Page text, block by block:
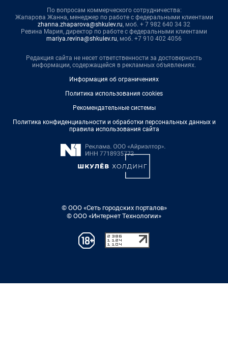
По вопросам коммерческого сотрудничества:
Жапарова Жанна, менеджер по работе с федеральными клиентами
zhanna.zhaparova@shkulev.ru, моб. + 7 982 640 34 32
Ревина Мария, директор по работе с федеральными клиентами
mariya.revina@shkulev.ru, моб. +7 910 402 4056
Редакция сайта не несет ответственности за достоверность
информации, содержащейся в рекламных объявлениях.
Информация об ограничениях
Политика использования cookies
Рекомендательные системы
Политика конфиденциальности и обработки персональных данных и
правила использования сайта
© ООО «Сеть городских порталов»
© ООО «Интернет Технологии»